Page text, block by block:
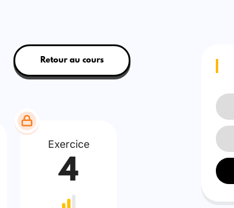
Retour au cours
Exercice
4